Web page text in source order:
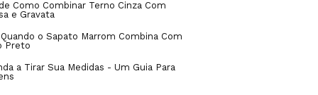
Como Combinar Terno Cinza Com
e Gravata
o Sapato Marrom Combina Com
Preto
a Tirar Sua Medidas - Um Guia Para